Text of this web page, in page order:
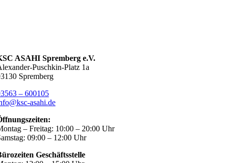
ASAHI Spremberg e.V.
Puschkin-Platz 1a
Spremberg
– 600105
asahi.de
– Freitag: 10:00 – 20:00 Uhr
09:00 – 12:00 Uhr
Geschäftsstelle